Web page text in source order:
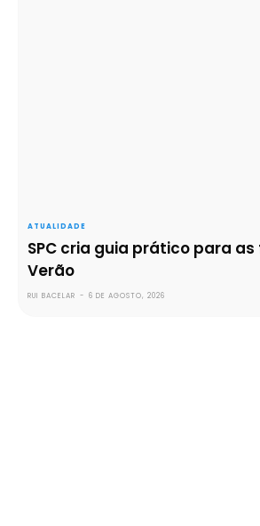
ATUALIDADE
SPC cria guia prático para
Verão
RUI BACELAR - 6 DE AGOSTO, 2026